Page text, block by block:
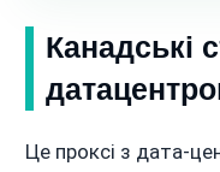
Канадські
Це проксі з дата-